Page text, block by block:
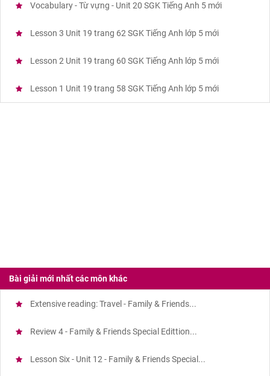
Vocabulary - Từ vựng - Unit 20 SGK Tiếng Anh 5 mới
Lesson 3 Unit 19 trang 62 SGK Tiếng Anh lớp 5 mới
Lesson 2 Unit 19 trang 60 SGK Tiếng Anh lớp 5 mới
Lesson 1 Unit 19 trang 58 SGK Tiếng Anh lớp 5 mới
Bài giải mới nhất các môn khác
Extensive reading: Travel - Family & Friends...
Review 4 - Family & Friends Special Edittion...
Lesson Six - Unit 12 - Family & Friends Special...